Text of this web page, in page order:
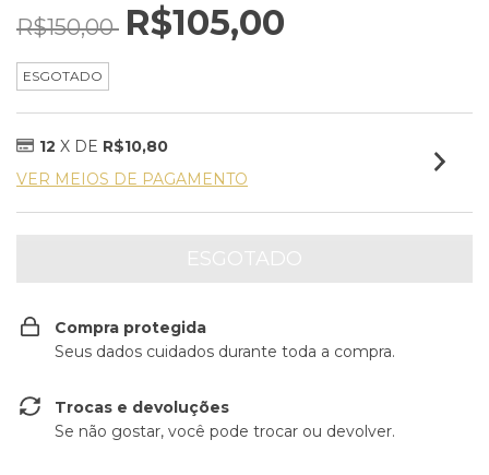
R$150,00 R$105,00
ESGOTADO
12 X DE R$10,80
VER MEIOS DE PAGAMENTO
Compra protegida
Seus dados cuidados durante toda a compra.
Trocas e devoluções
Se não gostar, você pode trocar ou devolver.